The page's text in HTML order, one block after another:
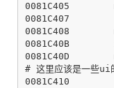
0081C405
0081C407
0081C408
0081C40B
0081C40D
# 这里应该是一些ui
0081C410